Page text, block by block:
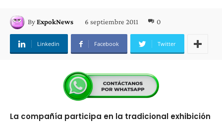
ByExpokNews 6 septiembre 2011 0
Linkedin Facebook Twitter
La compañía participa en la tradicional exhibición